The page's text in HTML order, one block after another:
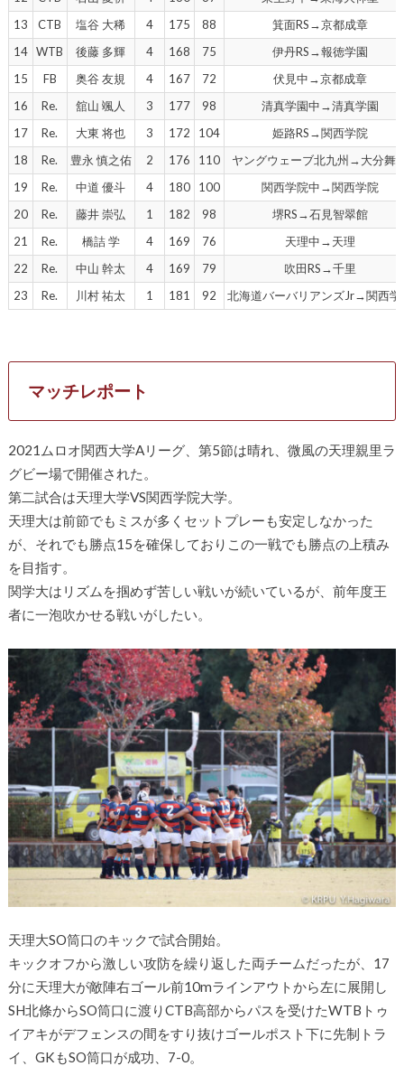
13
CTB 塩谷 大稀 4 175 88
箕面RS→京都成章
14 WTB 後藤 多輝 4 168 75
伊丹RS→報徳学園
15
FB 奥谷 友規 4 167 72
伏見中→京都成章
16
Re. 舘山 颯人 3 177 98
清真学園中→清真学園
17
Re. 大東 将也 3 172 104
姫路RS→関西学院
18
Re. 豊永 慎之佑 2 176 110
ヤングウェーブ北九州→大分舞
19
Re. 中道 優斗 4 180 100
関西学院中→関西学院
20
Re. 藤井 崇弘 1 182 98
堺RS→石見智翠館
21
Re. 橋詰 学 4 169 76
天理中→天理
22
Re. 中山 幹太 4 169 79
吹田RS→千里
23
Re. 川村 祐太 1 181 92 北海道バーバリアンズJr→関西学
マッチレポート
2021ムロオ関西大学Aリーグ、第5節は晴れ、微風の天理親里ラ
グビー場で開催された。
第二試合は天理大学VS関西学院大学。
天理大は前節でもミスが多くセットプレーも安定しなかった
が、それでも勝点15を確保しておりこの一戦でも勝点の上積み
を目指す。
関学大はリズムを掴めず苦しい戦いが続いているが、前年度王
者に一泡吹かせる戦いがしたい。
天理大SO筒口のキックで試合開始。
キックオフから激しい攻防を繰り返した両チームだったが、17
分に天理大が敵陣右ゴール前10mラインアウトから左に展開し
SH北條からSO筒口に渡りCTB高部からパスを受けたWTBトゥ
イアキがデフェンスの間をすり抜けゴールポスト下に先制トラ
イ、GKもSO筒口が成功、7-0。